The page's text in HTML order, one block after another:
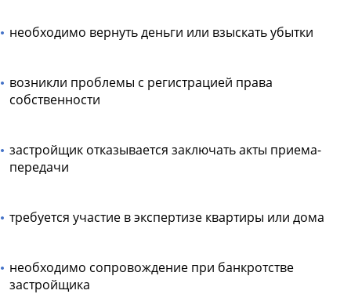
необходимо вернуть деньги или взыскать убытки
возникли проблемы с регистрацией права
собственности
застройщик отказывается заключать акты приема-
передачи
требуется участие в экспертизе квартиры или дома
необходимо сопровождение при банкротстве
застройщика